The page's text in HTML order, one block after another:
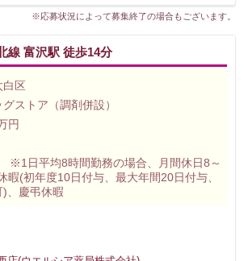
※応募状況によって募集終了の場合もございます。
線 富沢駅 徒歩14分
白区
ストア（調剤併設）
円
※1日平均8時間勤務の場合、月間休日8～
暇(初年度10日付与、最大年間20日付与、
)、慶弔休暇